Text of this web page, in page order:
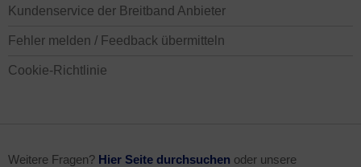
Kundenservice der Breitband Anbieter
Fehler melden / Feedback übermitteln
Cookie-Richtlinie
Weitere Fragen? Hier Seite durchsuchen oder unsere